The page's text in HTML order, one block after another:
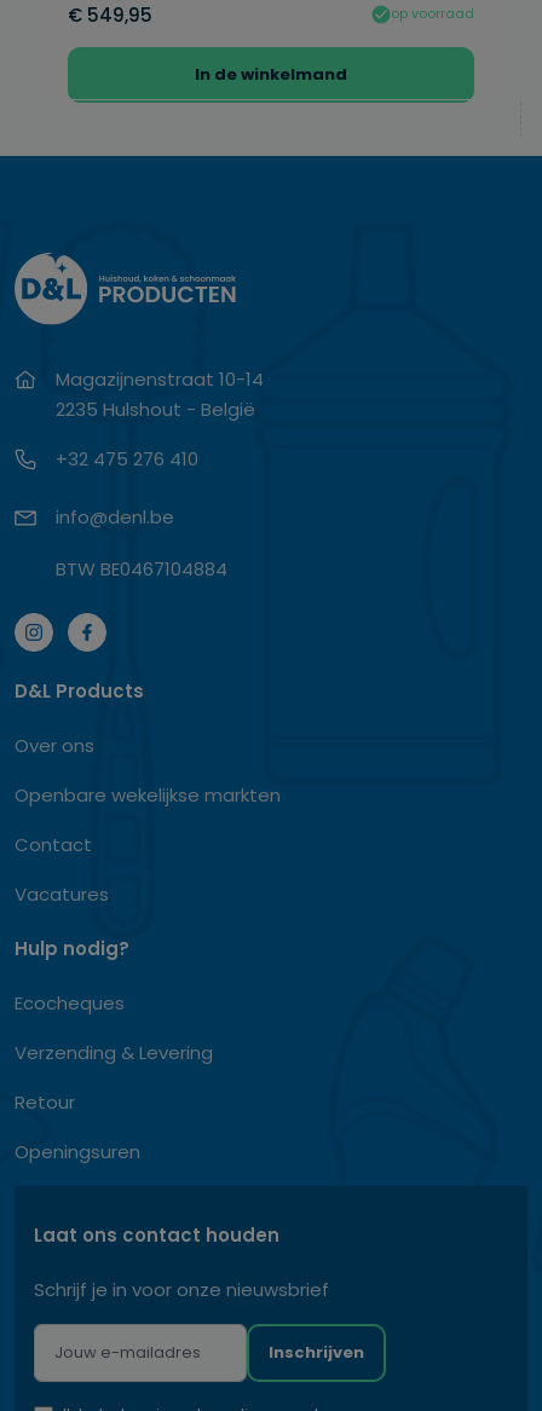
€ 549,95 op voorraad
In de winkelmand
Magazijnenstraat 10-14
2235 Hulshout - België
+32 475 276 410
info@denl.be
BTW BE0467104884
D&L Products
Over ons
Openbare wekelijkse markten
Contact
Vacatures
Hulp nodig?
Ecocheques
Verzending & Levering
Retour
Openingsuren
Laat ons contact houden
Schrijf je in voor onze nieuwsbrief
Inschrijven